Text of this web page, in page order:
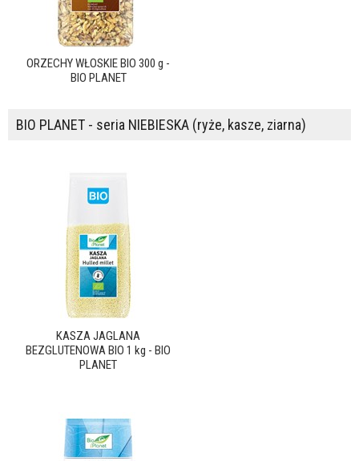
ORZECHY WŁOSKIE BIO 300 g -
BIO PLANET
BIO PLANET - seria NIEBIESKA (ryże, kasze, ziarna)
KASZA JAGLANA
BEZGLUTENOWA BIO 1 kg - BIO
PLANET